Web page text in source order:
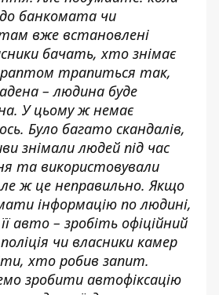
банкомата чи
вже встановлені
бачать, хто знімає
раптом трапиться так,
– людина буде
У цьому ж немає
Було багато скандалів,
знімали людей під час
та використовували
ж це неправильно. Якщо
інформацію по людині,
авто – зробіть офіційний
чи власники камер
хто робив запит.
зробити автофіксацію